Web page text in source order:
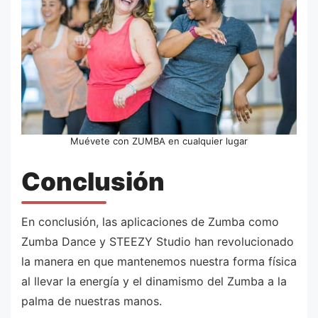
Muévete con ZUMBA en cualquier lugar
Conclusión
En conclusión, las aplicaciones de Zumba como
Zumba Dance y STEEZY Studio han revolucionado
la manera en que mantenemos nuestra forma física
al llevar la energía y el dinamismo del Zumba a la
palma de nuestras manos.